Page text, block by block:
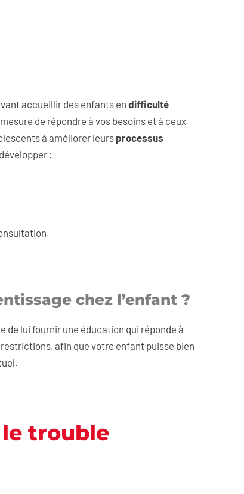
accueillir des enfants en difficulté
de répondre à vos besoins et à ceux
à améliorer leurs processus
:
chez l’enfant ?
de lui fournir une éducation qui réponde à
afin que votre enfant puisse bien
trouble